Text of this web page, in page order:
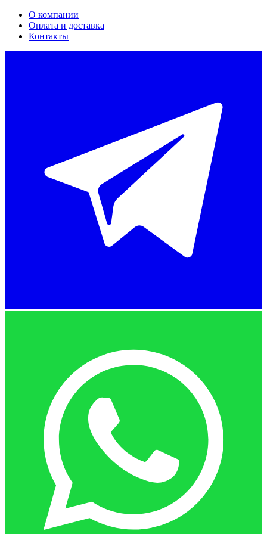
О компании
Оплата и доставка
Контакты